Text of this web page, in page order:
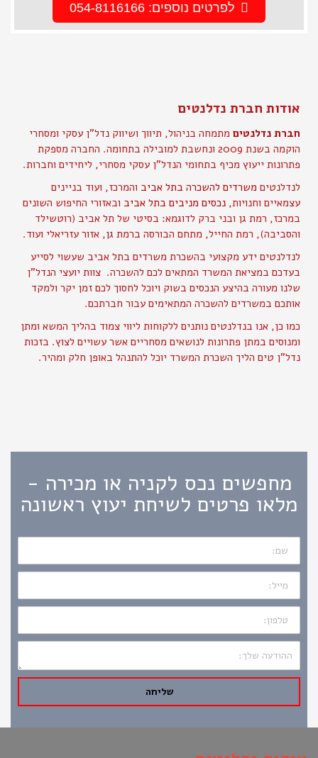
לפרטים נוספים: 054-8116166
אודות חברת נדלנטים
חברת נדלנטים מתמחה בניהול, תיווך ושיווק נדל"ן עסקי ומסחרי
הוקמה בשנת 2009 ונחשבת למובילה בתחומה. החברה מספקת
פתרונות ייעוץ מכיף בתחומי הנדל"ן עסקי מסחרי, ליחידים וחברות.
לנדלנטים משרדים להשכרה בתל אביב והמרכז, ועוד בניינים
עצמאיים וחנויות, נכסים מניבים בתל אביב ובאזורי החיפוש השונים
במרכז, רמת גן ובני ברק לדוגמא: בסיטי של תל אביב (רוטשילד
והסביבה), רמת החייל, מתחם הבורסה ברמת גן, אזור עזריאלי ועוד.
לנדלנטים ידע מקצועי בהשכרת משרדים בתל אביב שעשוי לסייע
בעדכם במציאת המשרד המתאים לכם להשכרה. צוות יועצי הנדל"ן
שלנו מעורה בהיצע הנכסים בשוק ויוכל לחסוך לכם זמן יקר ולמקד
אותכם במשרדים להשכרה המתאימים עבור חברתכם.
כמו כן, אנו בנדלנטים נותנים ללקוחות ליווי צמוד בהליך המשא ומתן
ומנוסים במתן פתרונות לנושאים מסחריים אשר עשויים לצוץ. בזכות
נדל"ן טים הליך השכרת המשרד יוכל להתנהל באופן חלק ומהיר.
מחפשים נכס לקניה או מכירה -
מלאו פרטים לשיחת יעוץ ראשונה
שם:
דוא"ל:
טלפון:
ההודעה
שלך:
שליחה